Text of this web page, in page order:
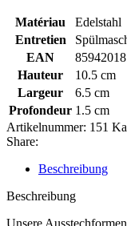
Matériau
Edelstahl
Entretien
EAN
Hauteur
10.5 cm
Largeur
6.5 cm
Profondeur 1.5 cm
Artikelnummer: 151
Share:
Beschreibung
Beschreibung
Unsere